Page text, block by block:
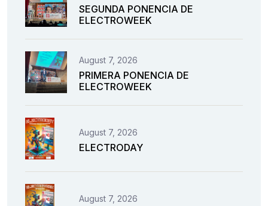
SEGUNDA PONENCIA DE
ELECTROWEEK
August 7, 2026
PRIMERA PONENCIA DE
ELECTROWEEK
August 7, 2026
ELECTRODAY
August 7, 2026